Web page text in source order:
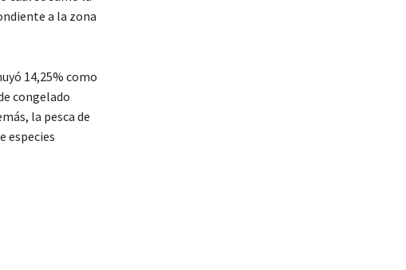
a la zona
14,25% como
congelado
la pesca de
especies